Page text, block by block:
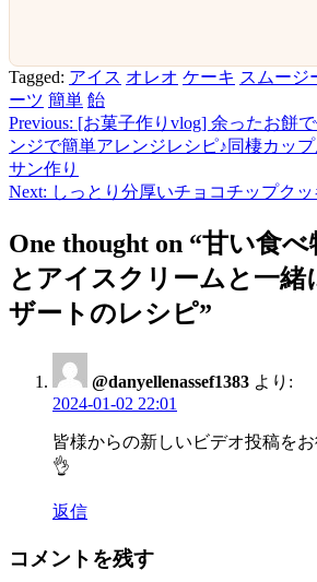
Tagged: アイス オレオ ケーキ スムージ
ーツ 簡単 飴
投
稿
ナ
ビ
ゲ
ー
Previous: [お菓子作りvlog] 余ったお餅
ンジで簡単アレンジレシピ♪同棲カッ
サン作り
Next: しっとり分厚いチョコチップク
One thought on “甘い食
とアイスクリームと一
ザートのレシピ”
@danyellenassef1383 より:
2024-01-02 22:01
皆様からの新しいビデオ投稿をお
👌
返信
コメントを残す